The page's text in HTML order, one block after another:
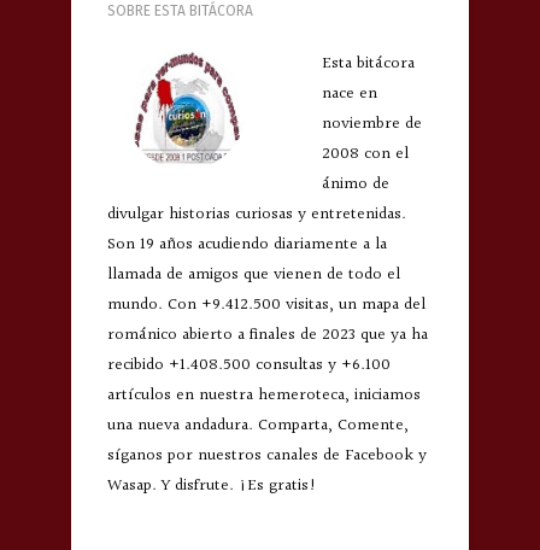
SOBRE ESTA BITÁCORA
Esta bitácora
nace en
noviembre de
2008 con el
ánimo de
divulgar historias curiosas y entretenidas.
Son 19 años acudiendo diariamente a la
llamada de amigos que vienen de todo el
mundo. Con +9.412.500 visitas, un mapa del
románico abierto a finales de 2023 que ya ha
recibido +1.408.500 consultas y +6.100
artículos en nuestra hemeroteca, iniciamos
una nueva andadura. Comparta, Comente,
síganos por nuestros canales de Facebook y
Wasap. Y disfrute. ¡Es gratis!